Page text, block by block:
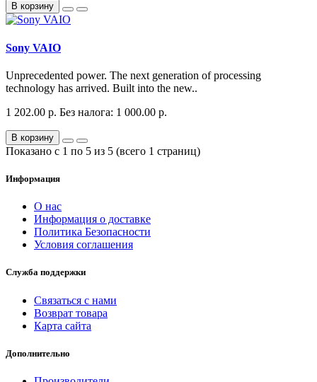
В корзину
Sony VAIO
Unprecedented power. The next generation of processing
technology has arrived. Built into the new..
1 202.00 р. Без налога: 1 000.00 р.
В корзину
Показано с 1 по 5 из 5 (всего 1 страниц)
Информация
О нас
Информация о доставке
Политика Безопасности
Условия соглашения
Служба поддержки
Связаться с нами
Возврат товара
Карта сайта
Дополнительно